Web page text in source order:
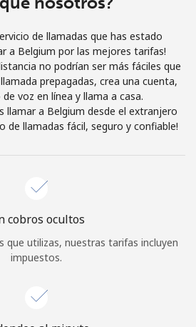
o
Continuar con
de llamadas que has estado
a Belgium por las mejores tarifas!
no podrían ser más fáciles que
prepagadas, crea una cuenta,
voz en línea y llama a casa.
llamar a Belgium desde el extranjero
de llamadas fácil, seguro y confiable!
cobros ocultos
que utilizas, nuestras tarifas incluyen
impuestos.